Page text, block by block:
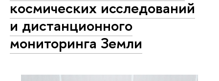
космических исследований
и дистанционного
мониторинга Земли